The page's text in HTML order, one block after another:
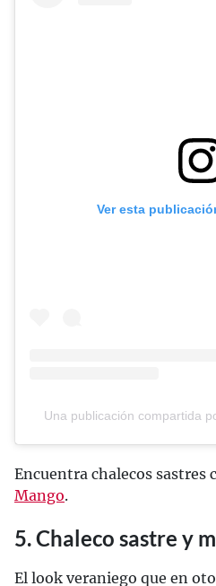
Ver esta
Una publicación compartida
Encuentra chalecos sastres
Mango.
5. Chaleco sastre y
El look veraniego que en